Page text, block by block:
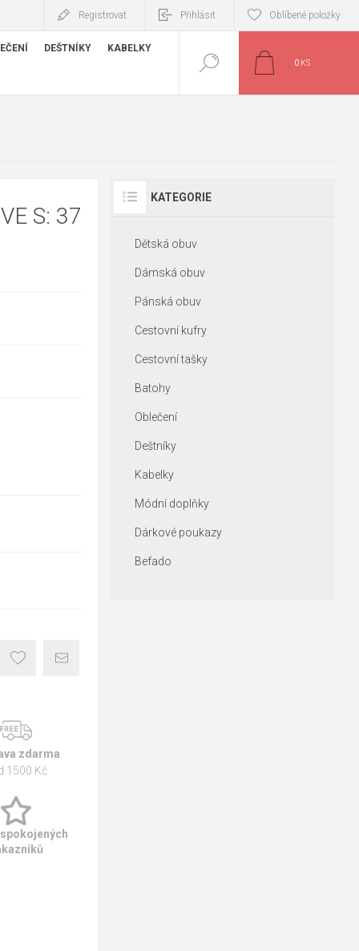
Registrovat Přihlásit Oblíbené položky
DEŠTNÍKY KABELKY
0 KS
S: 37
zdarma
1500 Kč
KATEGORIE
Dětská obuv
Dámská obuv
Pánská obuv
Cestovní kufry
Cestovní tašky
Batohy
Oblečení
Deštníky
Kabelky
Módní doplňky
Dárkové poukazy
Befado